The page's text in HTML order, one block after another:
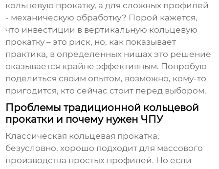
кольцевую прокатку, а для сложных профилей
- механическую обработку? Порой кажется,
что инвестиции в вертикальную кольцевую
прокатку – это риск, но, как показывает
практика, в определенных нишах это решение
оказывается крайне эффективным. Попробую
поделиться своим опытом, возможно, кому-то
пригодится, кто сейчас стоит перед выбором.
Проблемы традиционной кольцевой
прокатки и почему нужен ЧПУ
Классическая кольцевая прокатка,
безусловно, хорошо подходит для массового
производства простых профилей. Но если